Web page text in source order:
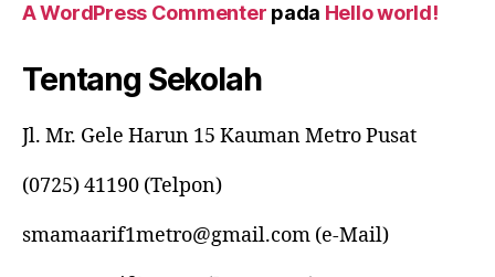
A WordPress Commenter pada Hello world!
Tentang Sekolah
Jl. Mr. Gele Harun 15 Kauman Metro Pusat
(0725) 41190 (Telpon)
smamaarif1metro@gmail.com (e-Mail)